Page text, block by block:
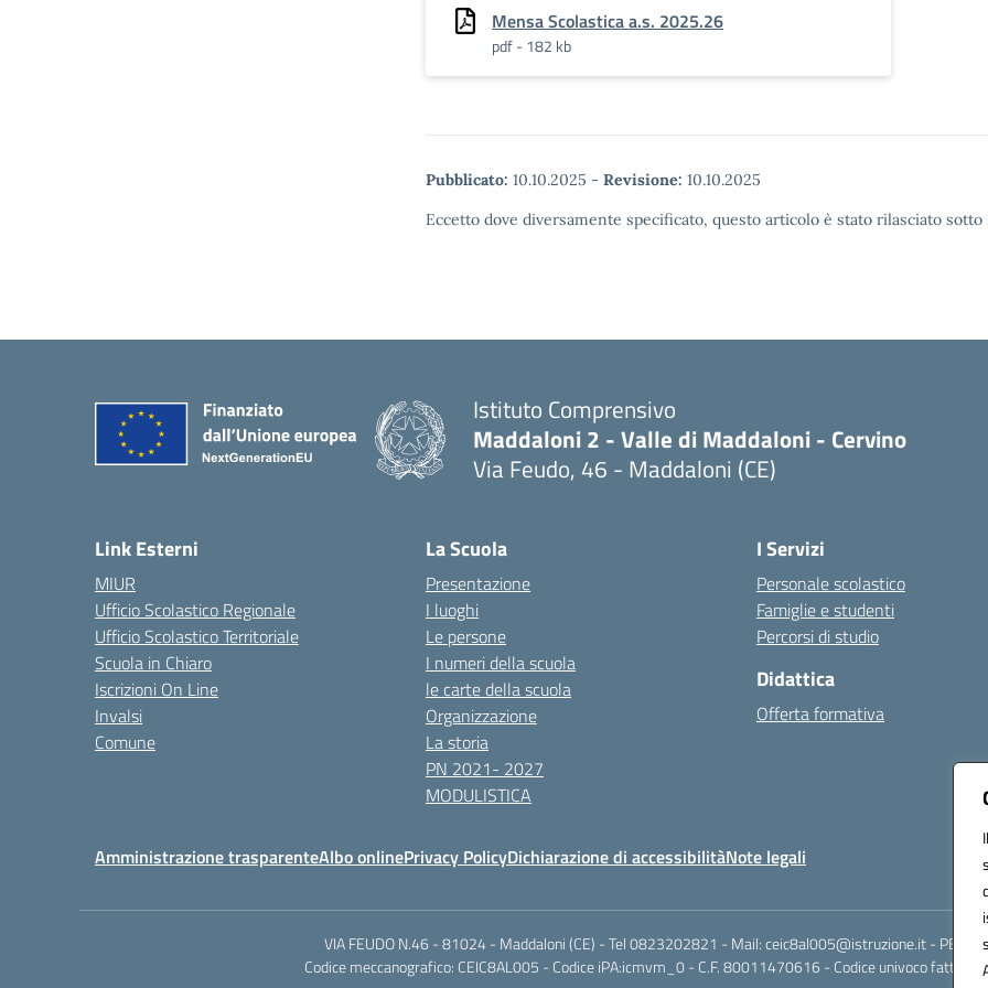
Mensa Scolastica a.s. 2025.26
pdf - 182 kb
Pubblicato: 10.10.2025 - Revisione: 10.10.2025
Eccetto dove diversamente specificato, questo articolo è stato rilasciato
Istituto Comprensivo
Maddaloni 2 - Valle di Maddaloni - Cervino
Via Feudo, 46 - Maddaloni (CE)
Link Esterni
MIUR
Ufficio Scolastico Regionale
Ufficio Scolastico Territoriale
Scuola in Chiaro
Iscrizioni On Line
Invalsi
Comune
La Scuola
Presentazione
I luoghi
Le persone
I numeri della scuola
le carte della scuola
Organizzazione
La storia
PN 2021- 2027
MODULISTICA
I Servizi
Personale scolastico
Famiglie e studenti
Percorsi di studio
Didattica
Offerta formativa
Amministrazione trasparenteAlbo onlinePrivacy PolicyDichiarazione di accessibilitàNote legali
VIA FEUDO N.46 - 81024 - Maddaloni (CE) - Tel 0823202821 - Mail: ceic8al005@istruzione.it - PEC:
Codice meccanografico: CEIC8AL005 - Codice iPA:icmvm_0 - C.F. 80011470616 - Codice univoco